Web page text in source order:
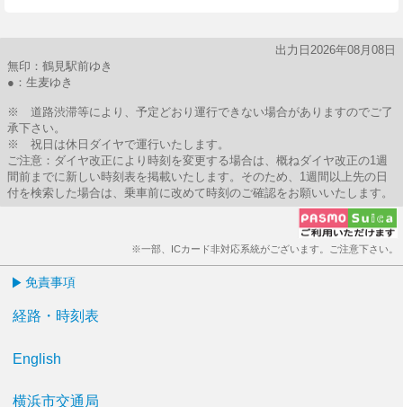
出力日2026年08月08日
無印：鶴見駅前ゆき
●：生麦ゆき
※ 道路渋滞等により、予定どおり運行できない場合がありますのでご了
承下さい。
※ 祝日は休日ダイヤで運行いたします。
ご注意：ダイヤ改正により時刻を変更する場合は、概ねダイヤ改正の1週
間前までに新しい時刻表を掲載いたします。そのため、1週間以上先の日
付を検索した場合は、乗車前に改めて時刻のご確認をお願いいたします。
※一部、ICカード非対応系統がございます。ご注意下さい。
免責事項
経路・時刻表
English
横浜市交通局